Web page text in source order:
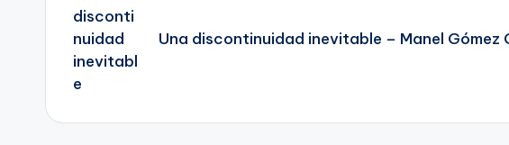
entradasUna discontinuidad inevitable – Manel Gómez